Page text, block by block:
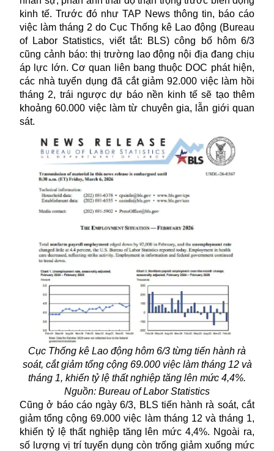
kinh tế. Trước đó như TAP News thông tin, báo cáo
việc làm tháng 2 do Cục Thống kê Lao động (Bureau
of Labor Statistics, viết tắt: BLS) công bố hôm 6/3
cũng cảnh báo: thị trường lao động nội địa đang chịu
áp lực lớn. Cơ quan liên bang thuộc DOC phát hiện,
các nhà tuyển dụng đã cắt giảm 92.000 việc làm hồi
tháng 2, trái ngược dự báo nền kinh tế sẽ tạo thêm
khoảng 60.000 việc làm từ chuyên gia, lẫn giới quan
sát.
Cục Thống kê Lao động hôm 6/3 từng tiến hành rà
soát, cắt giảm tổng cộng 69.000 việc làm tháng 12 và
tháng 1, khiến tỷ lệ thất nghiệp tăng lên mức 4,4%.
Nguồn: Bureau of Labor Statistics
Cũng ở báo cáo ngày 6/3, BLS tiến hành rà soát, cắt
giảm tổng cộng 69.000 việc làm tháng 12 và tháng 1,
khiến tỷ lệ thất nghiệp tăng lên mức 4,4%. Ngoài ra,
số lượng vị trí tuyển dụng còn trống giảm xuống mức